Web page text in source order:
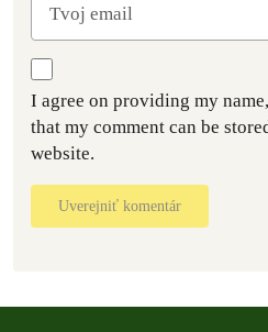
I agree on providing my
that my comment can be
website.
Uverejniť komentár